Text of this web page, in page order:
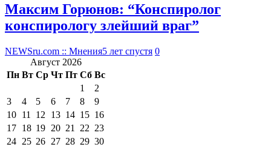
Максим Горюнов: “Конспиролог
конспирологу злейший враг”
NEWSru.com :: Мнения5 лет спустя 0
Август 2026
Пн Вт Ср Чт Пт Сб Вс
1
2
3
4 5 6 7 8
9
10 11 12 13 14 15 16
17 18 19 20 21 22 23
24 25 26 27 28 29 30